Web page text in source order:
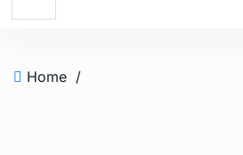
Home /